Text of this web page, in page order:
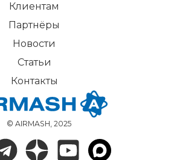
© AIRMASH, 2025
Клиентам
Партнёры
Новости
Статьи
Контакты